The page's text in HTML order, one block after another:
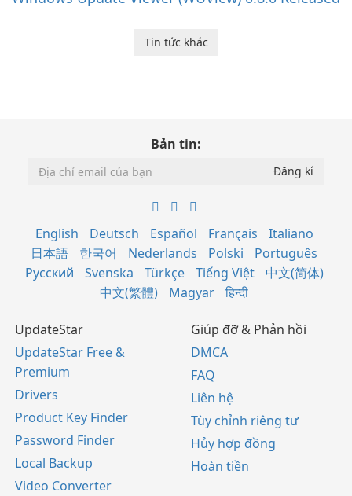
Tin tức khác
Bản tin:
English Deutsch Español Français
Italiano
日本語
한국어 Nederlands Polski
Português
Русский
Svenska Türkçe Tiếng Việt
中文(简体)
中文(繁體)
Magyar हिन्दी
UpdateStar
UpdateStar Free &
Premium
Drivers
Product Key Finder
Password Finder
Local Backup
Video Converter
Giúp đỡ & Phản hồi
DMCA
FAQ
Liên hệ
Tùy chỉnh riêng tư
Hủy hợp đồng
Hoàn tiền